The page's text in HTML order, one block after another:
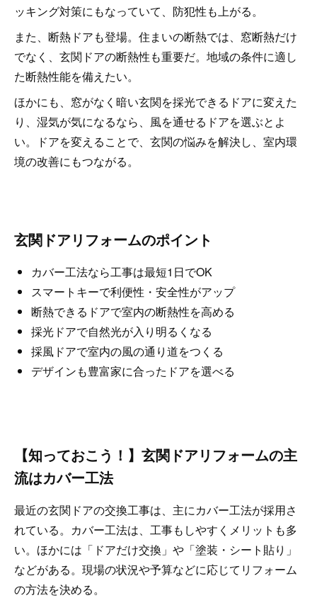
ッキング対策にもなっていて、防犯性も上がる。
また、断熱ドアも登場。住まいの断熱では、窓断熱だけ
でなく、玄関ドアの断熱性も重要だ。地域の条件に適し
た断熱性能を備えたい。
ほかにも、窓がなく暗い玄関を採光できるドアに変えた
り、湿気が気になるなら、風を通せるドアを選ぶとよ
い。ドアを変えることで、玄関の悩みを解決し、室内環
境の改善にもつながる。
玄関ドアリフォームのポイント
カバー工法なら工事は最短1日でOK
スマートキーで利便性・安全性がアップ
断熱できるドアで室内の断熱性を高める
採光ドアで自然光が入り明るくなる
採風ドアで室内の風の通り道をつくる
デザインも豊富家に合ったドアを選べる
【知っておこう！】玄関ドアリフォームの主
流はカバー工法
最近の玄関ドアの交換工事は、主にカバー工法が採用さ
れている。カバー工法は、工事もしやすくメリットも多
い。ほかには「ドアだけ交換」や「塗装・シート貼り」
などがある。現場の状況や予算などに応じてリフォーム
の方法を決める。